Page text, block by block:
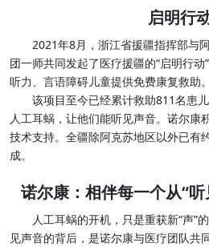
启明行
2021年8月，浙江省援疆指挥部与
团一师共同发起了医疗援疆的“启明行动
听力、言语障碍儿童提供免费康复救助。
该项目至今已经累计救助811名患
人工耳蜗，让他们能听见声音。诺尔康
技术支持。全疆除阿克苏地区以外已有
成。
诺尔康：相伴每一个从“
人工耳蜗的开机，只是重获新“声”
见声音的背后，是诺尔康与医疗团队共